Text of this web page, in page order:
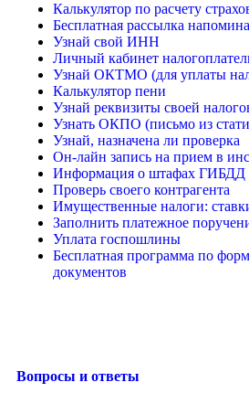
Калькулятор по расчету
Бесплатная рассылка
Узнай свой ИНН
Личный кабинет
Узнай ОКТМО (для уплаты
Калькулятор пени
Узнай реквизиты своей
Узнать ОКПО (письмо из
Узнай, назначена ли проверка
Он-лайн запись на прием в
Информация о штафах ГИБДД
Проверь своего контрагента
Имущественные налоги:
Заполнить платежное
Уплата госпошлины
Бесплатная программа по
документов
Вопросы и ответы